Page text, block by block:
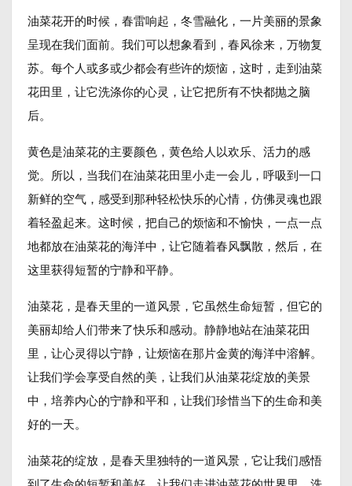
油菜花开的时候，春雷响起，冬雪融化，一片美丽的景象
呈现在我们面前。我们可以想象看到，春风徐来，万物复
苏。每个人或多或少都会有些许的烦恼，这时，走到油菜
花田里，让它洗涤你的心灵，让它把所有不快都抛之脑
后。
黄色是油菜花的主要颜色，黄色给人以欢乐、活力的感
觉。所以，当我们在油菜花田里小走一会儿，呼吸到一口
新鲜的空气，感受到那种轻松快乐的心情，仿佛灵魂也跟
着轻盈起来。这时候，把自己的烦恼和不愉快，一点一点
地都放在油菜花的海洋中，让它随着春风飘散，然后，在
这里获得短暂的宁静和平静。
油菜花，是春天里的一道风景，它虽然生命短暂，但它的
美丽却给人们带来了快乐和感动。静静地站在油菜花田
里，让心灵得以宁静，让烦恼在那片金黄的海洋中溶解。
让我们学会享受自然的美，让我们从油菜花绽放的美景
中，培养内心的宁静和平和，让我们珍惜当下的生命和美
好的一天。
油菜花的绽放，是春天里独特的一道风景，它让我们感悟